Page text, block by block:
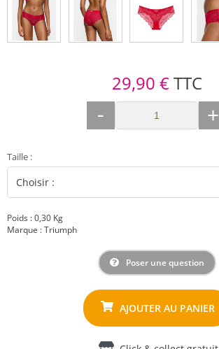
29,90 €TTC
- +
Taille :
Poids : 0,30 Kg
Marque : Triumph
Poser une question